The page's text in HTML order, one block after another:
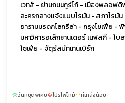
เวทส์ - ย่านถนนกูร์โก้ - เมืองพลอฟ
ละครกลางแจ้งแบบโรมัน - สภาโรมั
อารามมรดกโลกรีล่า - กรุงโซเฟีย
มหาวิหารอเล็กซานเดอร์ เนฟสกี - โบ
โซเฟีย - จัตุรัสบัทเทนเบิร์ก
sunnyวันหยุดพิเศษlocal_fire_departmentโปรไฟไหม้confirmation_numberที่เหลือน้อย